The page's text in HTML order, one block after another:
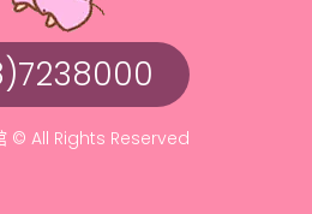
© All Rights Reserved